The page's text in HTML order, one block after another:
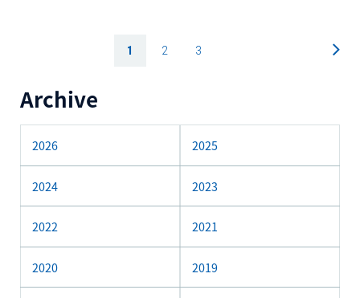
1 2 3
Archive
2026 2025
2024 2023
2022 2021
2020 2019